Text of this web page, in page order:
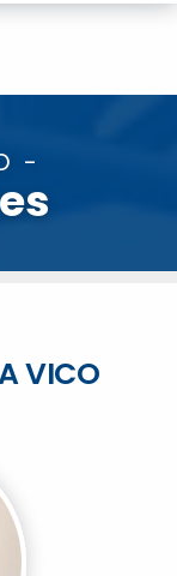
-
VICO